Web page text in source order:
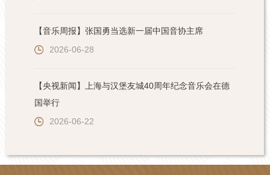
【音乐周报】张国勇当选新一届中国音协主席
2026-06-28
【央视新闻】上海与汉堡友城40周年纪念音乐会在德
国举行
2026-06-22